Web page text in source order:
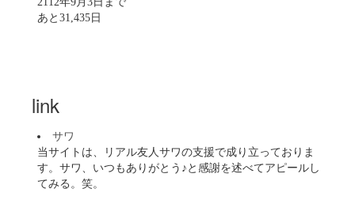
あと31,435日
link
サワ
当サイトは、リアル友人サワの支援で成り立っておりま
す。サワ、いつもありがとう♪と感謝を述べてアピールし
てみる。笑。